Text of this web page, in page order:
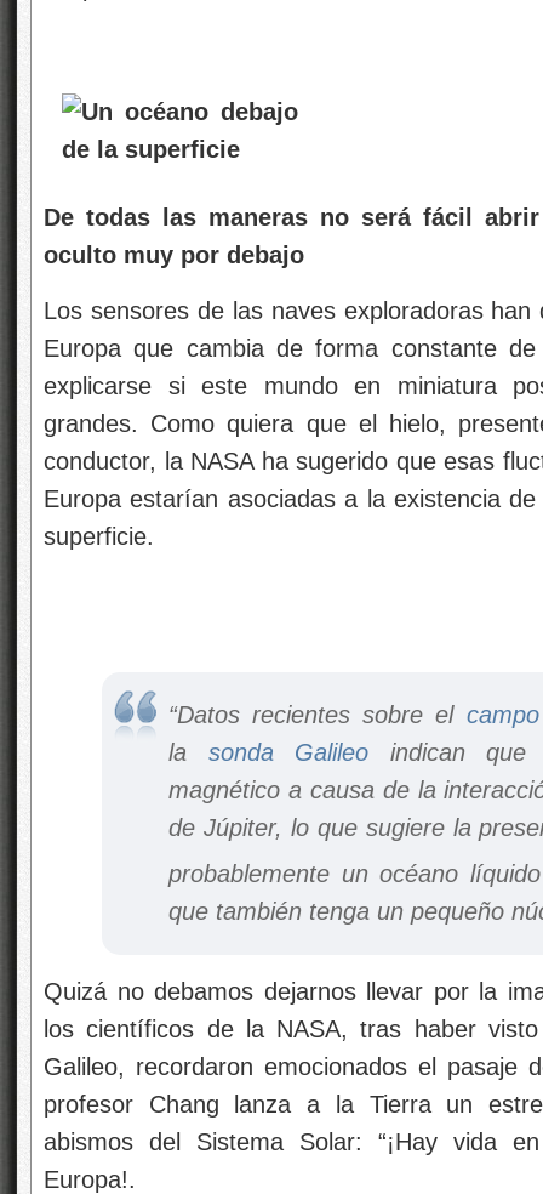
De todas las maneras no será fácil
oculto muy por debajo
Los sensores de las naves exploradoras
Europa que cambia de forma constante
explicarse si este mundo en miniatura
grandes. Como quiera que el hielo,
conductor, la NASA ha sugerido que esas
Europa estarían asociadas a la existencia
superficie.
“Datos recientes sobre el
la sonda Galileo indican que
magnético a causa de la
de Júpiter,​ lo que sugiere la
probablemente un océano
que también tenga un pequeño
Quizá no debamos dejarnos llevar por la
los científicos de la NASA, tras haber
Galileo, recordaron emocionados el
profesor Chang lanza a la Tierra un
abismos del Sistema Solar: “¡Hay vida
Europa!.